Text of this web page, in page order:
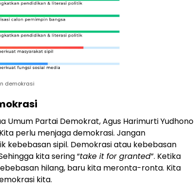
demokrasi
Umum Partai Demokrat, Agus Harimurti Yudhono
perlu menjaga demokrasi. Jangan
kebebasan sipil. Demokrasi atau kebebasan
kita sering “take it for granted”. Ketika
hilang, baru kita meronta-ronta. Kita
kita.